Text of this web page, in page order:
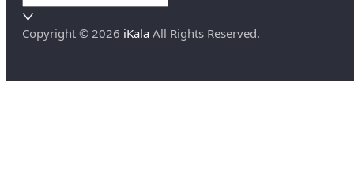
Copyright © 2026 iKala All Rights Reserved.